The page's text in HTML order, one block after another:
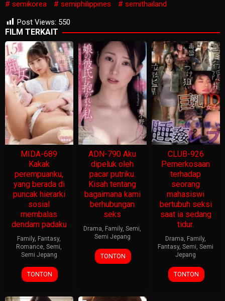
semikorea
semiphilippines
semithailand
Post Views: 550
FILM TERKAIT
MIDA-689
Kakak
perempuanku,
yang berada di
puncak hierarki
sosial
membalas
dendam padaku
Family, Fantasy,
Romance,Semi,
Semi Jepang
TONTON
ADN-790 Aku
dipeluk oleh
pacar putriku.
Kisah tentang
bagaimana kami
berhubungan
seks
Drama, Family,Semi,
Semi Jepang
TONTON
CLUB-926
Pemerkosaan
terhadap
seorang
mahasiswi
bertubuh seksi
saat ia sedang
tidur.
Drama, Family,
Fantasy,Semi,Semi
Jepang
TONTON